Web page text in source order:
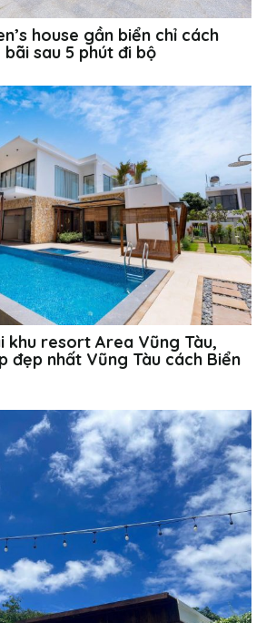
house gần biển chỉ cách
sau 5 phút đi bộ
khu resort Area Vũng Tàu,
đẹp nhất Vũng Tàu cách Biển